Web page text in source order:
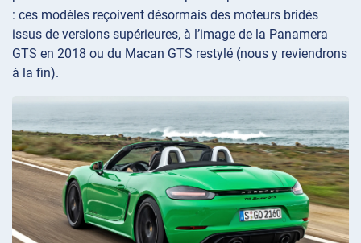
: ces modèles reçoivent désormais des moteurs bridés
issus de versions supérieures, à l’image de la Panamera
GTS en 2018 ou du Macan GTS restylé (nous y reviendrons
à la fin).